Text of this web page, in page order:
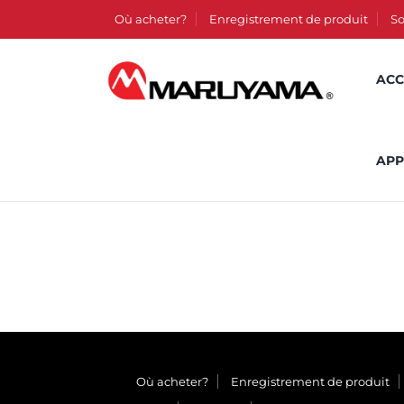
Où acheter? Enregistrement de produit
Où acheter?
Enregistrement de produit